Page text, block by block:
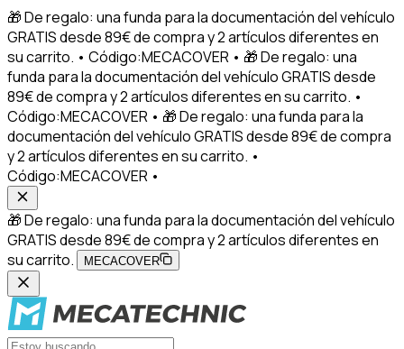
🎁 De regalo: una funda para la documentación del vehículo
GRATIS desde 89€ de compra y 2 artículos diferentes en
su carrito. • Código:MECACOVER • 🎁 De regalo: una
funda para la documentación del vehículo GRATIS desde
89€ de compra y 2 artículos diferentes en su carrito. •
Código:MECACOVER • 🎁 De regalo: una funda para la
documentación del vehículo GRATIS desde 89€ de compra
y 2 artículos diferentes en su carrito. •
Código:MECACOVER •
🎁 De regalo: una funda para la documentación del vehículo
GRATIS desde 89€ de compra y 2 artículos diferentes en
su carrito.
MECACOVER